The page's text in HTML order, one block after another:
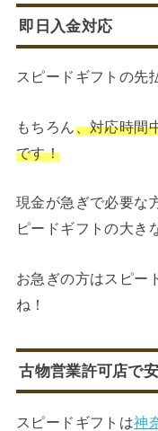
即日入金対応
スピードギフトの先
もちろん、対応時間
です！
現金が急ぎで必要な
ピードギフトの大き
お急ぎの方はスピー
ね！
古物営業許可店で
スピードギフトは神